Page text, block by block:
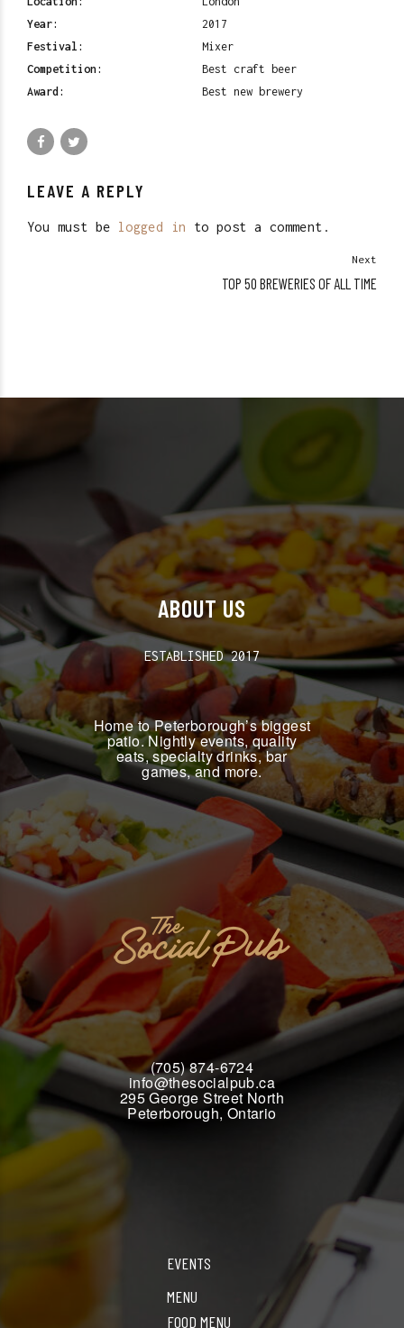
Year:
2017
Festival:
Mixer
Competition:
Best craft beer
Award:
Best new brewery
LEAVE A REPLY
You must be logged in to post a comment.
Next
TOP 50 BREWERIES OF ALL TIME
ABOUT US
ESTABLISHED 2017
Home to Peterborough’s biggest
patio. Nightly events, quality
eats, specialty drinks, bar
games, and more.
(705) 874-6724
info@thesocialpub.ca
295 George Street North
Peterborough, Ontario
EVENTS
MENU
FOOD MENU